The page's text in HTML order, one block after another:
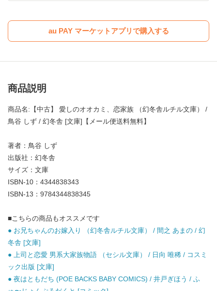
au PAY マーケットアプリで購入する
商品説明
商品名:【中古】 愛しのオオカミ、恋家族 （幻冬舎ルチル文庫） /
鳥谷 しず / 幻冬舎 [文庫]【メール便送料無料】
著者：鳥谷 しず
出版社：幻冬舎
サイズ：文庫
ISBN-10：4344838343
ISBN-13：9784344838345
■こちらの商品もオススメです
● お兄ちゃんのお嫁入り （幻冬舎ルチル文庫） / 間之 あまの / 幻
冬舎 [文庫]
● 上司と恋愛 男系大家族物語 （セシル文庫） / 日向 唯稀 / コスミ
ック出版 [文庫]
● 夜はともだち (POE BACKS BABY COMICS) / 井戸ぎほう / ふ